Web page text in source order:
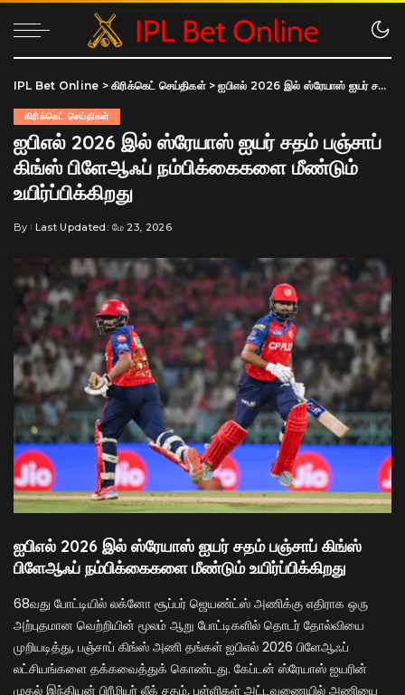
IPL Bet Online >கிரிக்கெட் செய்திகள்>ஐபிஎல் 2026 இல் ஸ்ரேயாஸ் ஐயர் சதம் பஞ்சாப் கிங்ஸ் பிளேஆஃப் நம்பிக்கைகளை மீண்டும் உயிர்ப்பிக்கிறது
கிரிக்கெட் செய்திகள்
ஐபிஎல் 2026 இல் ஸ்ரேயாஸ் ஐயர் சதம் பஞ்சாப்
கிங்ஸ் பிளேஆஃப் நம்பிக்கைகளை மீண்டும்
உயிர்ப்பிக்கிறது
Posted
By Last Updated: மே 23, 2026
ஐபிஎல் 2026 இல் ஸ்ரேயாஸ் ஐயர் சதம் பஞ்சாப் கிங்ஸ்
பிளேஆஃப் நம்பிக்கைகளை மீண்டும் உயிர்ப்பிக்கிறது
68வது போட்டியில் லக்னோ சூப்பர் ஜெயண்ட்ஸ் அணிக்கு எதிராக ஒரு
அற்புதமான வெற்றியின் மூலம் ஆறு போட்டிகளில் தொடர் தோல்வியை
முறியடித்து, பஞ்சாப் கிங்ஸ் அணி தங்கள் ஐபிஎல் 2026 பிளேஆஃப்
லட்சியங்களை தக்கவைத்துக் கொண்டது. கேப்டன் ஸ்ரேயாஸ் ஐயரின்
முதல் இந்தியன் பிரீமியர் லீக் சதம், புள்ளிகள் அட்டவணையில் அணியை